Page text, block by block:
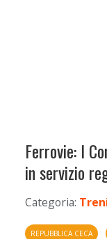
Ferrovie: I
in servizio
Categoria:
REPUBBLICA CECA